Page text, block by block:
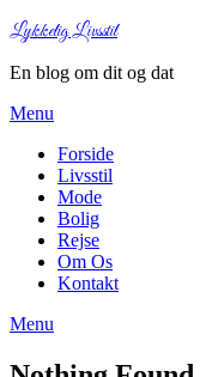
Lykkelig Livsstil
En blog om dit og dat
Menu
Forside
Livsstil
Mode
Bolig
Rejse
Om Os
Kontakt
Menu